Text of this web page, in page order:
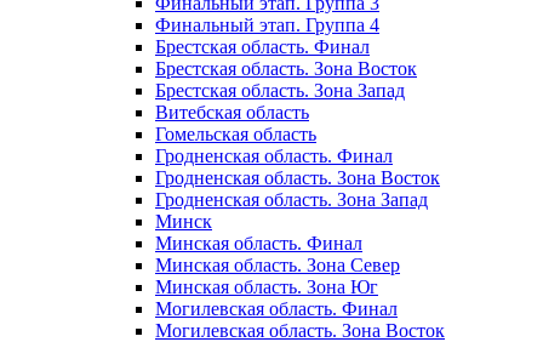
Финальный этап. Группа 4
Брестская область. Финал
Брестская область. Зона Восток
Брестская область. Зона Запад
Витебская область
Гомельская область
Гродненская область. Финал
Гродненская область. Зона Восток
Гродненская область. Зона Запад
Минск
Минская область. Финал
Минская область. Зона Север
Минская область. Зона Юг
Могилевская область. Финал
Могилевская область. Зона Восток